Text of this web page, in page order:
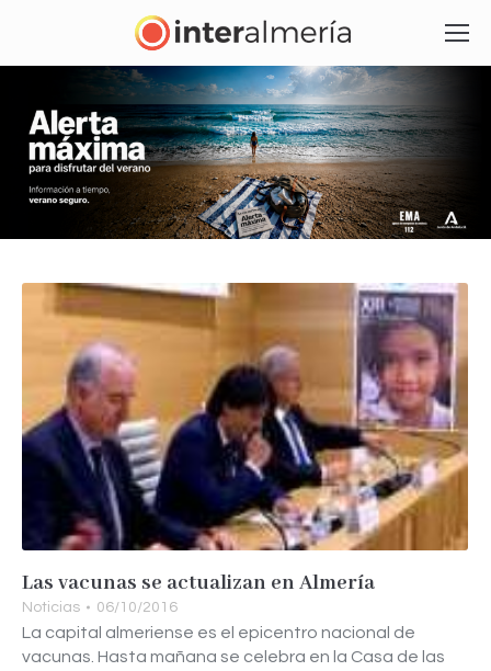
Las vacunas se actualizan en Almería
Noticias 06/10/2016
La capital almeriense es el epicentro nacional de
vacunas. Hasta mañana se celebra en la Casa de las